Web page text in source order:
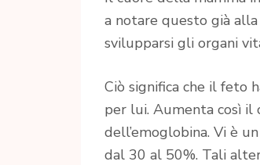
a notare questo già
svilupparsi gli organi
Ciò significa che il feto
per lui. Aumenta così il
dell’emoglobina. Vi è
dal 30 al 50%. Tali